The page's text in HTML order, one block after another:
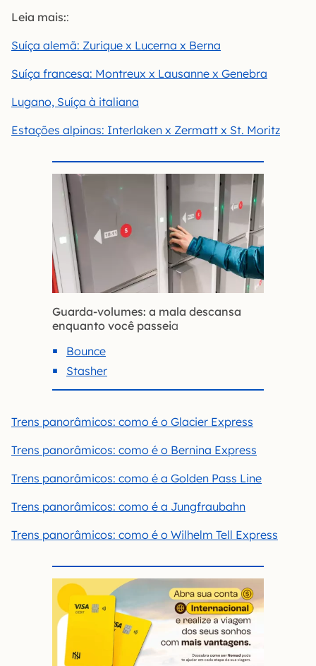
Leia mais::
Suíça alemã: Zurique x Lucerna x Berna
Suíça francesa: Montreux x Lausanne x Genebra
Lugano, Suíça à italiana
Estações alpinas: Interlaken x Zermatt x St. Moritz
Guarda-volumes: a mala descansa
enquanto você passeia
Bounce
Stasher
Trens panorâmicos: como é o Glacier Express
Trens panorâmicos: como é o Bernina Express
Trens panorâmicos: como é a Golden Pass Line
Trens panorâmicos: como é a Jungfraubahn
Trens panorâmicos: como é o Wilhelm Tell Express